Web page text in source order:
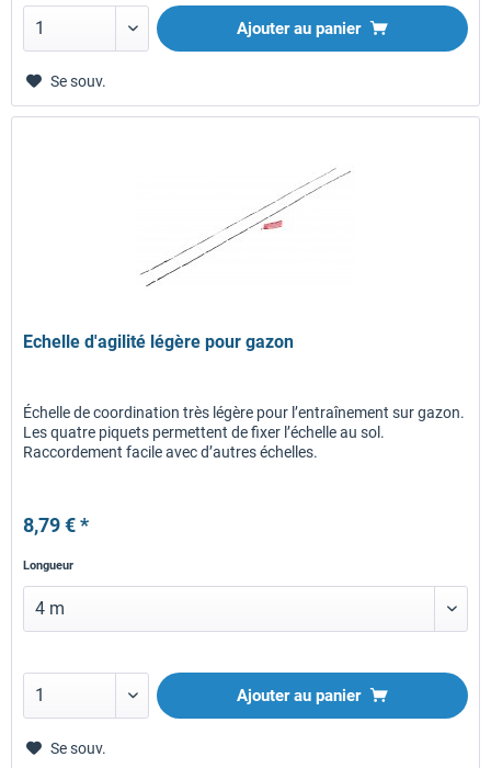
Ajouter au panier
Se souv.
Echelle d'agilité légère pour gazon
Échelle de coordination très légère pour l’entraînement sur gazon.
Les quatre piquets permettent de fixer l’échelle au sol.
Raccordement facile avec d’autres échelles.
8,79 € *
Longueur
Ajouter au panier
Se souv.